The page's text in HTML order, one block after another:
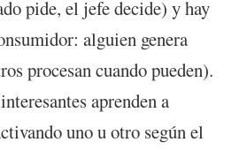
pide, el jefe decide) y hay
alguien genera
procesan cuando pueden).
aprenden a
uno u otro según el